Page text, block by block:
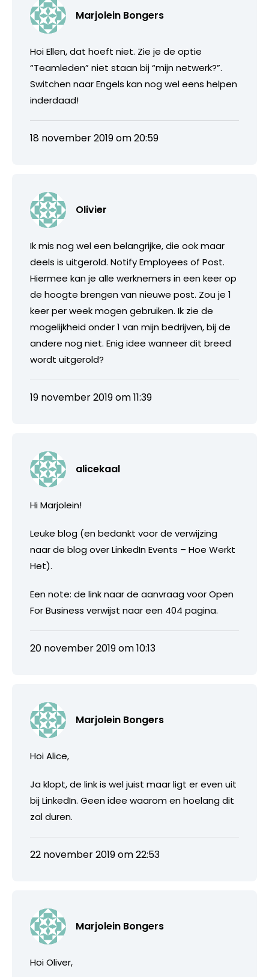
Marjolein Bongers
Hoi Ellen, dat hoeft niet. Zie je de optie
“Teamleden” niet staan bij “mijn netwerk?”.
Switchen naar Engels kan nog wel eens helpen
inderdaad!
18 november 2019 om 20:59
Olivier
Ik mis nog wel een belangrijke, die ook maar
deels is uitgerold. Notify Employees of Post.
Hiermee kan je alle werknemers in een keer op
de hoogte brengen van nieuwe post. Zou je 1
keer per week mogen gebruiken. Ik zie de
mogelijkheid onder 1 van mijn bedrijven, bij de
andere nog niet. Enig idee wanneer dit breed
wordt uitgerold?
19 november 2019 om 11:39
alicekaal
Hi Marjolein!
Leuke blog (en bedankt voor de verwijzing
naar de blog over LinkedIn Events – Hoe Werkt
Het).
Een note: de link naar de aanvraag voor Open
For Business verwijst naar een 404 pagina.
20 november 2019 om 10:13
Marjolein Bongers
Hoi Alice,
Ja klopt, de link is wel juist maar ligt er even uit
bij LinkedIn. Geen idee waarom en hoelang dit
zal duren.
22 november 2019 om 22:53
Marjolein Bongers
Hoi Oliver,